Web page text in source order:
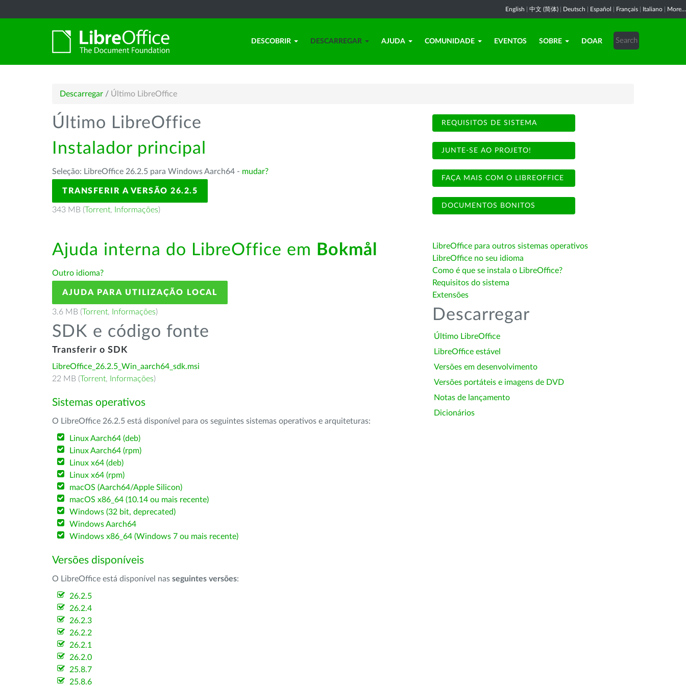
English 中文 (简体) Deutsch Español Français Italiano More...
DESCOBRIR DESCARREGAR AJUDA COMUNIDADE EVENTOS SOBRE DOAR
Descarregar / Último LibreOffice
Último LibreOffice
Instalador principal
Seleção: LibreOffice 26.2.5 para Windows Aarch64 - mudar?
TRANSFERIR A VERSÃO 26.2.5
343 MB (Torrent, Informações)
Ajuda interna do LibreOffice em Bokmål
Outro idioma?
AJUDA PARA UTILIZAÇÃO LOCAL
3.6 MB (Torrent, Informações)
SDK e código fonte
Transferir o SDK
LibreOffice_26.2.5_Win_aarch64_sdk.msi
22 MB (Torrent, Informações)
Sistemas operativos
O LibreOffice 26.2.5 está disponível para os seguintes sistemas operativos e arquiteturas:
Linux Aarch64 (deb)
Linux Aarch64 (rpm)
Linux x64 (deb)
Linux x64 (rpm)
macOS (Aarch64/Apple Silicon)
macOS x86_64 (10.14 ou mais recente)
Windows (32 bit, deprecated)
Windows Aarch64
Windows x86_64 (Windows 7 ou mais recente)
Versões disponíveis
O LibreOffice está disponível nas seguintes versões:
26.2.5
26.2.4
26.2.3
26.2.2
26.2.1
26.2.0
25.8.7
25.8.6
REQUISITOS DE SISTEMA
JUNTE-SE AO PROJETO!
FAÇA MAIS COM O LIBREOFFICE
DOCUMENTOS BONITOS
LibreOffice para outros sistemas operativos
LibreOffice no seu idioma
Como é que se instala o LibreOffice?
Requisitos do sistema
Extensões
Descarregar
Último LibreOffice
LibreOffice estável
Versões em desenvolvimento
Versões portáteis e imagens de DVD
Notas de lançamento
Dicionários